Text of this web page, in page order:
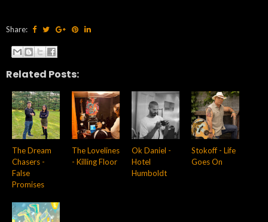
Share:
Related Posts:
The Dream
Chasers -
False
Promises
The Lovelines
- Killing Floor
Ok Daniel -
Hotel
Humboldt
Stokoff - Life
Goes On